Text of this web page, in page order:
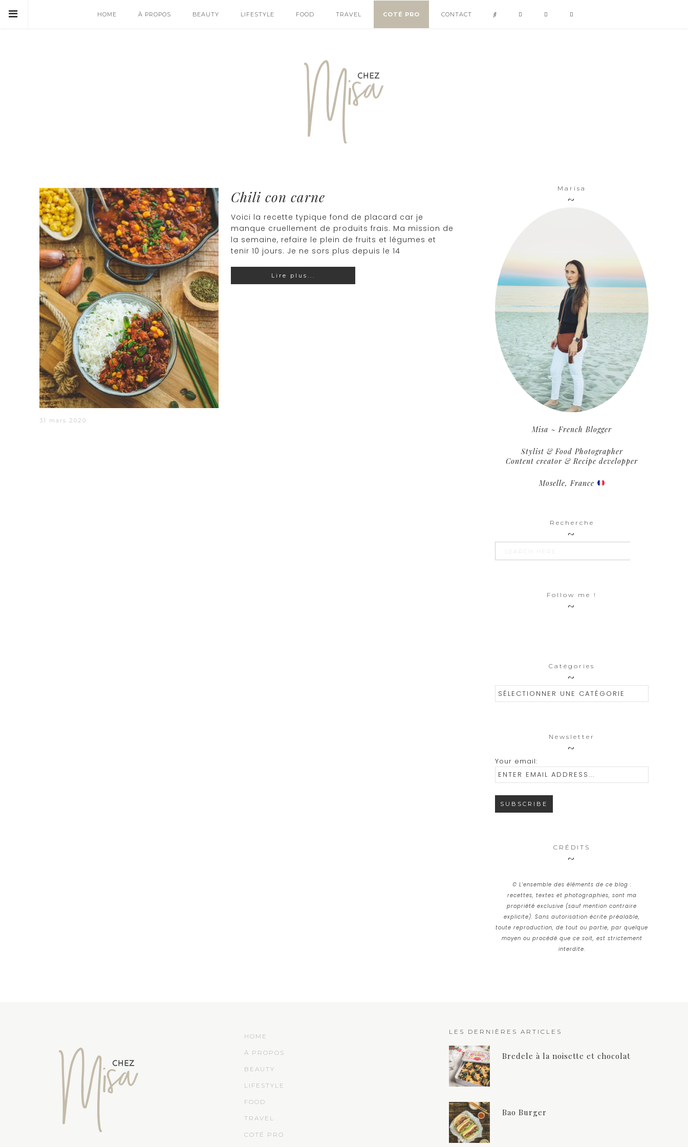
HOME À PROPOS BEAUTY LIFESTYLE FOOD TRAVEL COTÉ PRO CONTACT
Chili con carne
Voici la recette typique fond de placard car je
manque cruellement de produits frais. Ma mission de
la semaine, refaire le plein de fruits et légumes et
tenir 10 jours. Je ne sors plus depuis le 14
Lire plus...
31 mars 2020
Marisa
Misa ~ French Blogger
Stylist & Food Photographer
Content creator & Recipe developper
Moselle, France
Recherche
Search SEARCH BUTTON
Follow me !
Catégories
Catégories
Newsletter
Your email:
CRÉDITS
© L’ensemble des éléments de ce blog :
recettes, textes et photographies, sont ma
propriété exclusive (sauf mention contraire
explicite). Sans autorisation écrite préalable,
toute reproduction, de tout ou partie, par quelque
moyen ou procédé que ce soit, est strictement
interdite.
HOME
À PROPOS
BEAUTY
LIFESTYLE
FOOD
TRAVEL
COTÉ PRO
LES DERNIÈRES ARTICLES
Bredele à la noisette et chocolat
Bao Burger